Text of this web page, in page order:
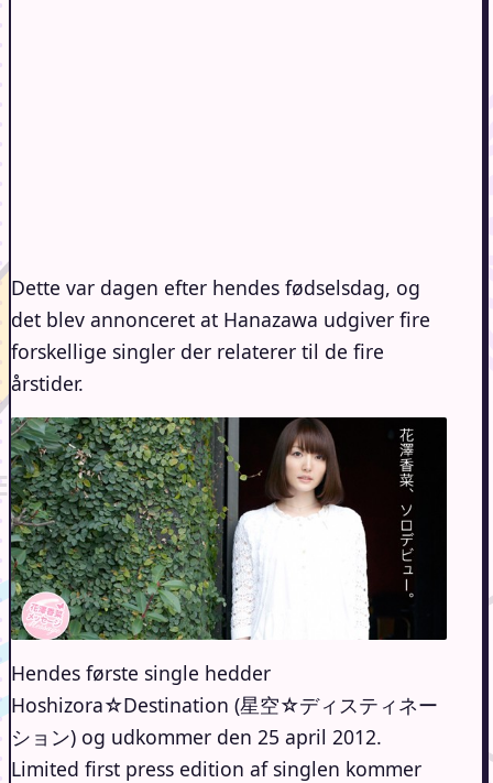
Dette var dagen efter hendes fødselsdag, og
det blev annonceret at Hanazawa udgiver fire
forskellige singler der relaterer til de fire
årstider.
Hendes første single hedder
Hoshizora☆Destination (星空☆ディスティネー
ション) og udkommer den 25 april 2012.
Limited first press edition af singlen kommer